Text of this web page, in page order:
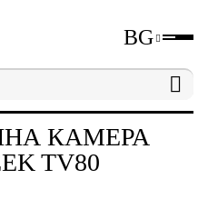
BG
Неразрушаващи
КАМЕРА
TV80